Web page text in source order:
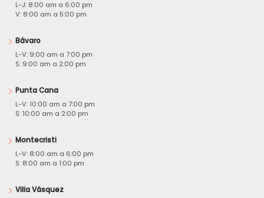
L-J: 8:00 am a 6:00 pm
V: 8:00 am a 5:00 pm
Bávaro
L-V: 9:00 am a 7:00 pm
S: 9:00 am a 2:00 pm
Punta Cana
L-V: 10:00 am a 7:00 pm
S: 10:00 am a 2:00 pm
Montecristi
L-V: 8:00 am a 6:00 pm
S: 8:00 am a 1:00 pm
Villa Vásquez